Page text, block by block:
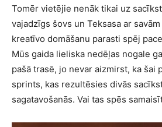
Tomēr vietējie nenāk tikai uz
vajadzīgs šovs un Teksasa ar
kreatīvo domāšanu parasti spēj
Mūs gaida lieliska nedēļas nogale
pašā trasē, jo nevar aizmirst, ka šai
sprints, kas rezultēsies divās
sagatavošanās. Vai tas spēs